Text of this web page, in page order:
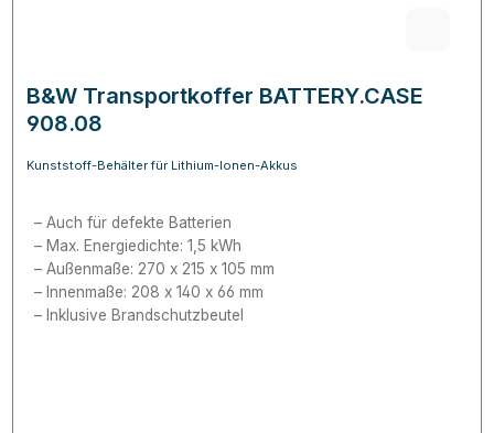
B&W Transportkoffer BATTERY.CASE
908.08
Kunststoff-Behälter für Lithium-Ionen-Akkus
Auch für defekte Batterien
Max. Energiedichte: 1,5 kWh
Außenmaße: 270 x 215 x 105 mm
Innenmaße: 208 x 140 x 66 mm
Inklusive Brandschutzbeutel